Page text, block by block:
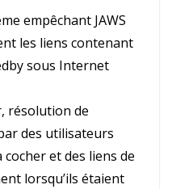
empêchant JAWS
les liens contenant
sous Internet
résolution de
des utilisateurs
cocher et des liens de
lorsqu’ils étaient